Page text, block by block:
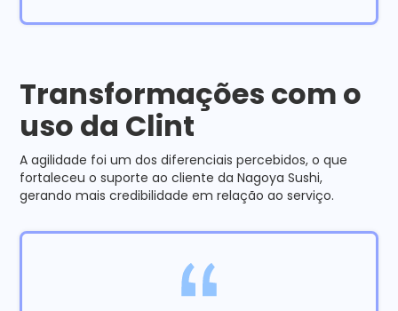
Transformações com o
uso da Clint
A agilidade foi um dos diferenciais percebidos, o que
fortaleceu o suporte ao cliente da Nagoya Sushi,
gerando mais credibilidade em relação ao serviço.